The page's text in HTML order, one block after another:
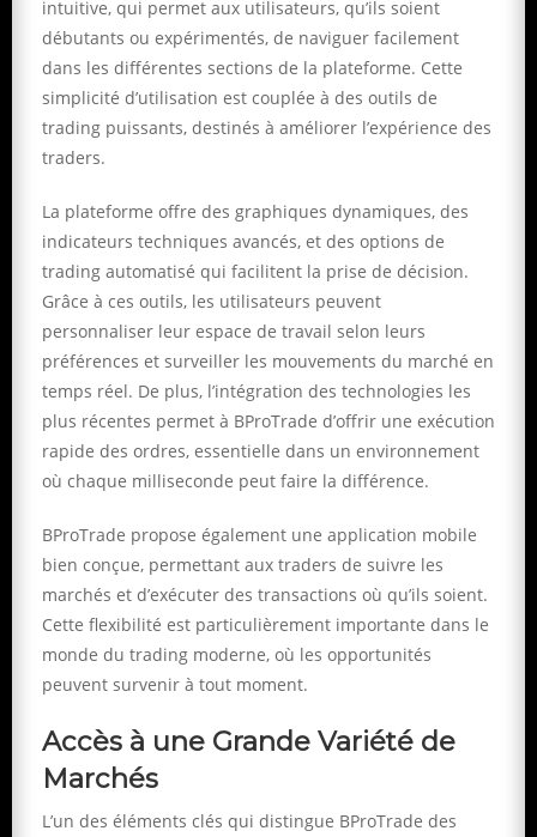
intuitive, qui permet aux utilisateurs, qu’ils soient
débutants ou expérimentés, de naviguer facilement
dans les différentes sections de la plateforme. Cette
simplicité d’utilisation est couplée à des outils de
trading puissants, destinés à améliorer l’expérience des
traders.
La plateforme offre des graphiques dynamiques, des
indicateurs techniques avancés, et des options de
trading automatisé qui facilitent la prise de décision.
Grâce à ces outils, les utilisateurs peuvent
personnaliser leur espace de travail selon leurs
préférences et surveiller les mouvements du marché en
temps réel. De plus, l’intégration des technologies les
plus récentes permet à BProTrade d’offrir une exécution
rapide des ordres, essentielle dans un environnement
où chaque milliseconde peut faire la différence.
BProTrade propose également une application mobile
bien conçue, permettant aux traders de suivre les
marchés et d’exécuter des transactions où qu’ils soient.
Cette flexibilité est particulièrement importante dans le
monde du trading moderne, où les opportunités
peuvent survenir à tout moment.
Accès à une Grande Variété de
Marchés
L’un des éléments clés qui distingue BProTrade des